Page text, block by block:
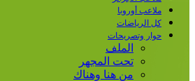
ملاعب أوروبا
كل الرياضات
حوار وتصريحات
الملف
تحت المجهر
من هنا وهناك